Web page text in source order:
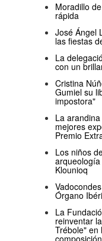
Moradillo
rápida
José Ángel
las fiestas
La
con un
Cristina
Gumiel su
impostora"
La
mejores
Premio
Los niños
Klounioq
Órgano
La
reinventar
Trébole" en